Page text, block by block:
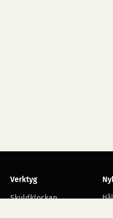
Verktyg
Skuldklockan